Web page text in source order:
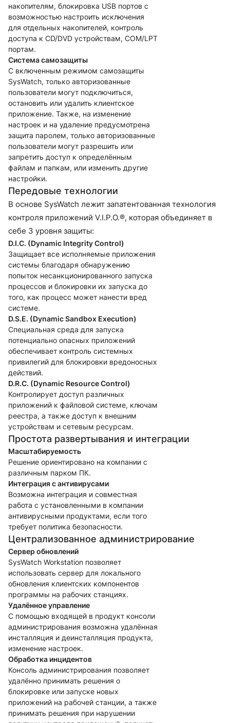
накопителям, блокировка USB портов с
возможностью настроить исключения
для отдельных накопителей, контроль
доступа к CD/DVD устройствам, COM/LPT
портам.
Система самозащиты
С включенным режимом самозащиты
SysWatch, только авторизованные
пользователи могут подключиться,
остановить или удалить клиентское
приложение. Также, на изменение
настроек и на удаление предусмотрена
защита паролем, только авторизованные
пользователи могут разрешить или
запретить доступ к определённым
файлам и папкам, или изменить другие
настройки.
Передовые технологии
В основе SysWatch лежит запатентованная технология
контроля приложений V.I.P.O.®, которая объединяет в
себе 3 уровня защиты:
D.I.C. (Dynamic Integrity Control)
Защищает все исполняемые приложения
системы благодаря обнаружению
попыток несанкционированного запуска
процессов и блокировки их запуска до
того, как процесс может нанести вред
системе.
D.S.E. (Dynamic Sandbox Execution)
Специальная среда для запуска
потенциально опасных приложений
обеспечивает контроль системных
привилегий для блокировки вредоносных
действий.
D.R.C. (Dynamic Resource Control)
Контролирует доступ различных
приложений к файловой системе, ключам
реестра, а также доступ к внешним
устройствам и сетевым ресурсам.
Простота развертывания и интеграции
Масштабируемость
Решение ориентировано на компании с
различным парком ПК.
Интеграция с антивирусами
Возможна интеграция и совместная
работа с установленными в компании
антивирусными продуктами, если того
требует политика безопасности.
Централизованное администрирование
Сервер обновлений
SysWatch Workstation позволяет
использовать сервер для локального
обновления клиентских компонентов
программы на рабочих станциях.
Удалённое управление
С помощью входящей в продукт консоли
администрирования возможна удалённая
инсталляция и деинсталляция продукта,
изменение настроек.
Обработка инцидентов
Консоль администрирования позволяет
удалённо принимать решения о
блокировке или запуске новых
приложений на рабочей станции, а также
принимать решения при нарушении